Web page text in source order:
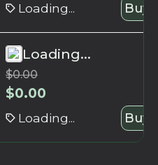
Loading... Buy
Loading...
$0.00
$0.00
Loading... Buy